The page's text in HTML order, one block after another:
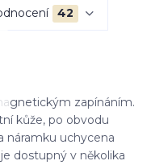
42
zapínáním.
kůže, po obvodu
náramku uchycena
dostupný v několika